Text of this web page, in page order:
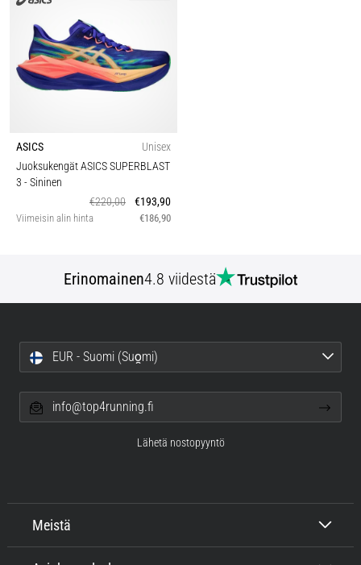
ASICS
Unisex
Juoksukengät ASICS SUPERBLAST
3 - Sininen
€220,00
€193,90
Viimeisin alin hinta €186,90
Erinomainen4.8 viidestä
Meistä
EUR - Suomi (Suo̯mi)
info@top4running.fi
Lähetä nostopyyntö